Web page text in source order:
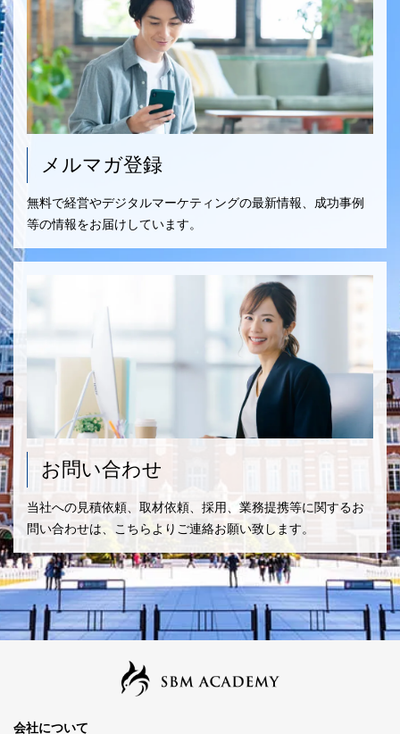
メルマガ登録
無料で経営やデジタルマーケティングの最新情報、成功事例
等の情報をお届けしています。
お問い合わせ
当社への見積依頼、取材依頼、採用、業務提携等に関するお
問い合わせは、こちらよりご連絡お願い致します。
会社について